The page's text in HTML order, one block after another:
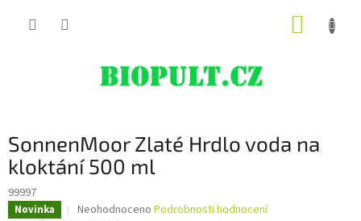
SonnenMoor Zlaté Hrdlo voda na
kloktání 500 ml
99997
Novinka
Průměrné
Neohodnoceno Podrobnosti hodnocení